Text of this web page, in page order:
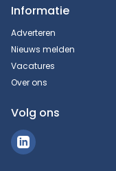
Informatie
Adverteren
Nieuws melden
Vacatures
Over ons
Volg ons